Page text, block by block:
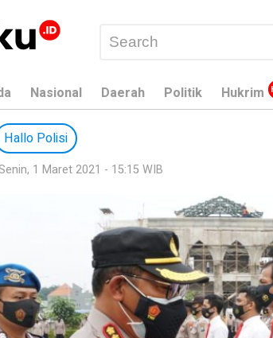
Nasional Daerah Politik Hukrim
Hallo Polisi
1 Maret 2021 - 15:15 WIB